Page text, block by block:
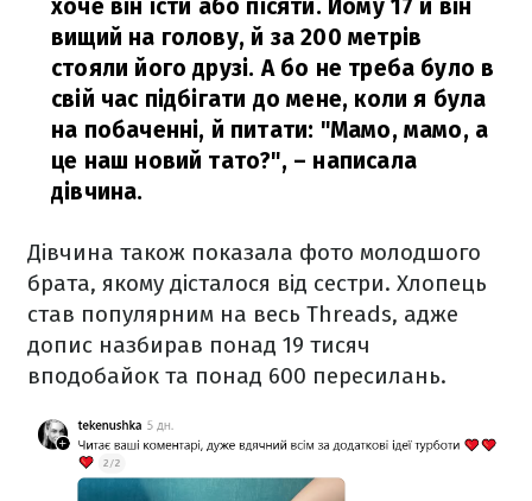
хоче він їсти або пісяти. Йому 17 й він
вищий на голову, й за 200 метрів
стояли його друзі. А бо не треба було в
свій час підбігати до мене, коли я була
на побаченні, й питати: "Мамо, мамо, а
це наш новий тато?", – написала
дівчина.
Дівчина також показала фото молодшого
брата, якому дісталося від сестри. Хлопець
став популярним на весь Threads, адже
допис назбирав понад 19 тисяч
вподобайок та понад 600 пересилань.